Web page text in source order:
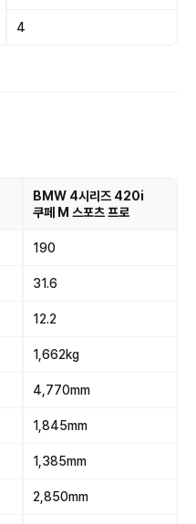
4
BMW 4시리즈 420i
쿠페 M 스포츠 프로
190
31.6
12.2
1,662kg
4,770mm
1,845mm
1,385mm
2,850mm